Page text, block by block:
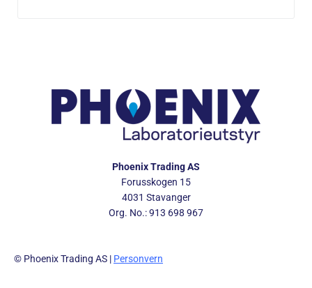
Phoenix Trading AS
Forusskogen 15
4031 Stavanger
Org. No.: 913 698 967
© Phoenix Trading AS | Personvern